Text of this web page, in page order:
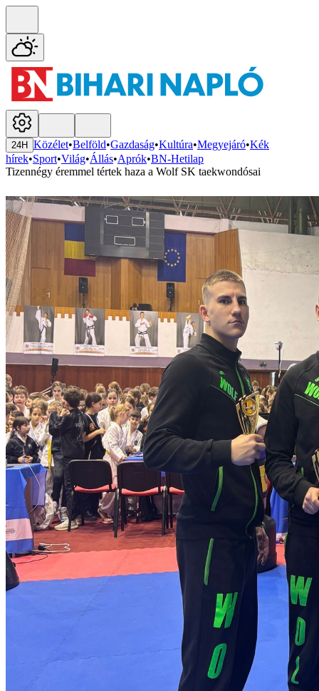
24H Közélet•Belföld•Gazdaság•Kultúra•Megyejáró•Kék
hírek•Sport•Világ•Állás•Aprók•BN-Hetilap
Tizennégy éremmel tértek haza a Wolf SK taekwondósai